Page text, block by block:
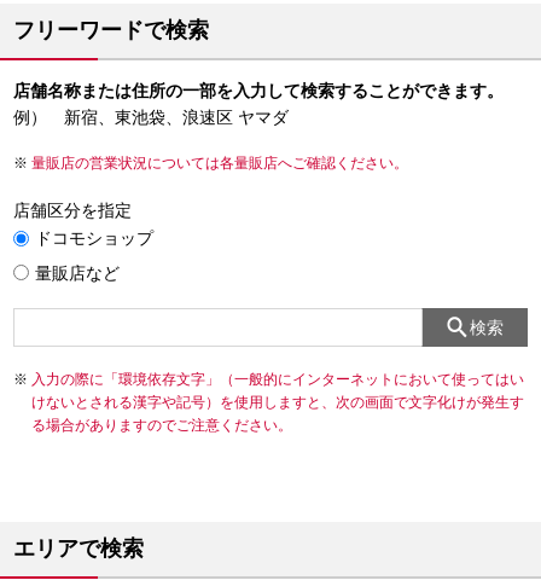
フリーワードで検索
店舗名称または住所の一部を入力して検索することができます。
例） 新宿、東池袋、浪速区 ヤマダ
量販店の営業状況については各量販店へご確認ください。
店舗区分を指定
ドコモショップ
量販店など
検索
入力の際に「環境依存文字」（一般的にインターネットにおいて使ってはい
けないとされる漢字や記号）を使用しますと、次の画面で文字化けが発生す
る場合がありますのでご注意ください。
エリアで検索